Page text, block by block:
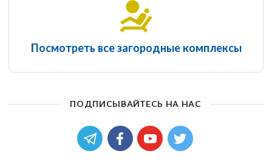
Посмотреть все загородные комплексы
ПОДПИСЫВАЙТЕСЬ НА НАС